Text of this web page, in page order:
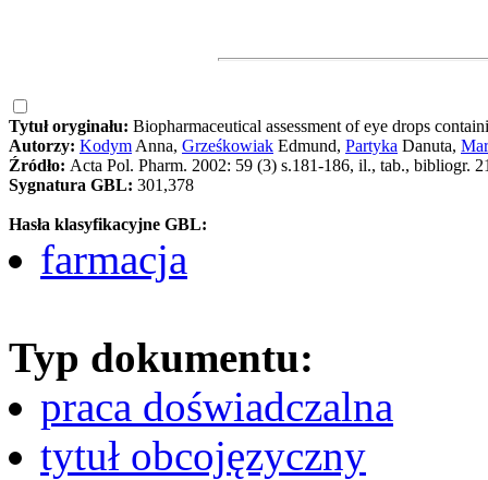
Tytuł oryginału: Biopharmaceutical assessment of eye drops
Autorzy: Kodym Anna, Grześkowiak Edmund, Partyka Danuta,
Źródło: Acta Pol. Pharm. 2002: 59 (3) s.181-186, il., tab., bibliogr.
Sygnatura GBL: 301,378
Hasła klasyfikacyjne GBL:
farmacja
Typ dokumentu:
praca doświadczalna
tytuł obcojęzyczny